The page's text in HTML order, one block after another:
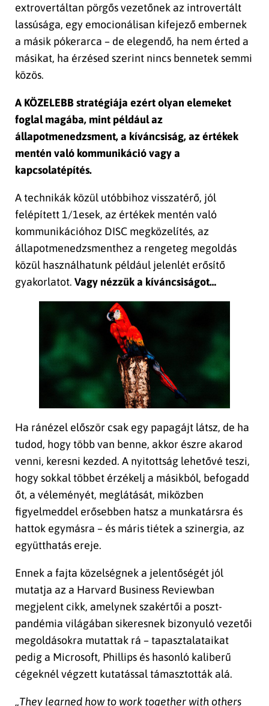
extrovertáltan pörgős vezetőnek az introvertált
lassúsága, egy emocionálisan kifejező embernek
a másik pókerarca – de elegendő, ha nem érted a
másikat, ha érzésed szerint nincs bennetek semmi
közös.
A KÖZELEBB stratégiája ezért olyan elemeket
foglal magába, mint példáulaz
állapotmenedzsment, a kíváncsiság, az értékek
mentén való kommunikáció vagy a
kapcsolatépítés.
A technikák közül utóbbihoz visszatérő, jól
felépített 1/1esek, az értékek mentén való
kommunikációhoz DISC megközelítés, az
állapotmenedzsmenthez a rengeteg megoldás
közül használhatunk például jelenlét erősítő
gyakorlatot. Vagy nézzük a kíváncsiságot…
Ha ránézel először csak egy papagájt látsz, de ha
tudod, hogy több van benne, akkor észre akarod
venni, keresni kezded. A nyitottság lehetővé teszi,
hogy sokkal többet érzékelj a másikból, befogadd
őt, a véleményét, meglátását, miközben
figyelmeddel erősebben hatsz a munkatársra és
hattok egymásra – és máris tiétek a szinergia, az
együtthatás ereje.
Ennek a fajta közelségnek a jelentőségét jól
mutatja az a Harvard Business Reviewban
megjelent cikk, amelynek szakértői a poszt-
pandémia világában sikeresnek bizonyuló vezetői
megoldásokra mutattak rá – tapasztalataikat
pedig a Microsoft, Phillips és hasonló kaliberű
cégeknél végzett kutatással támasztották alá.
„They learned how to work together with others